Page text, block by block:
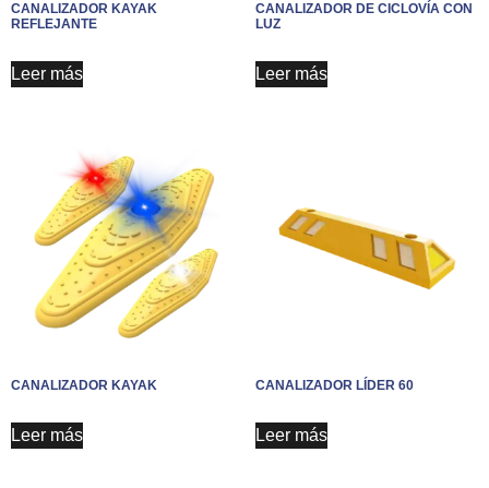
CANALIZADOR KAYAK
REFLEJANTE
Leer más
CANALIZADOR DE CICLOVÍA CON
LUZ
Leer más
CANALIZADOR KAYAK
Leer más
CANALIZADOR LÍDER 60
Leer más